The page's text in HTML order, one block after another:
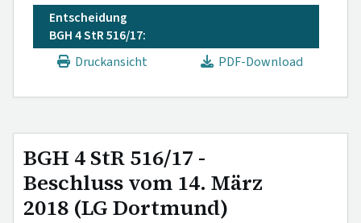
Entscheidung
BGH 4 StR 516/17:
Druckansicht
PDF-Download
BGH 4 StR 516/17 -
Beschluss vom 14. März
2018 (LG Dortmund)